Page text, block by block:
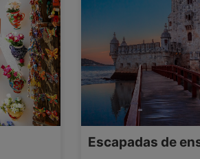
Escapadas de